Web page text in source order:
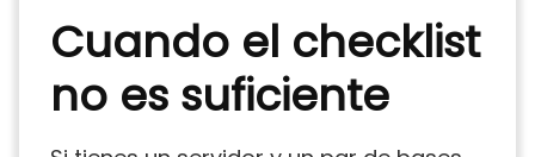
Cuando el checklist
no es suficiente